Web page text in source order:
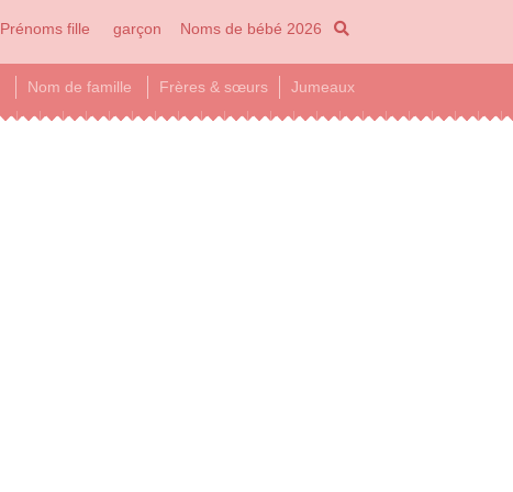
Prénoms fille garçon Noms de bébé 2026
Nom de famille Frères & sœurs Jumeaux